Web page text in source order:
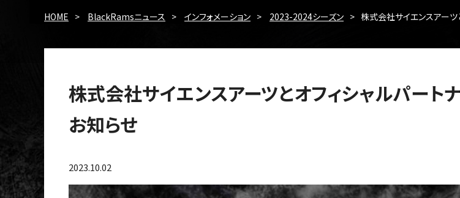
HOME BlackRamsニュース インフォメーション 2023-2024シーズン 株式会社サイエンスアー
株式会社サイエンスアーツとオフィシャルパート
お知らせ
2023.10.02